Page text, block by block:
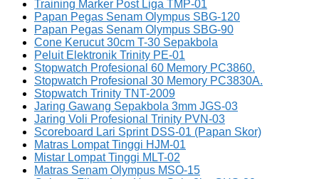
Training Marker Post Liga TMP-01
Papan Pegas Senam Olympus SBG-120
Papan Pegas Senam Olympus SBG-90
Cone Kerucut 30cm T-30 Sepakbola
Peluit Elektronik Trinity PE-01
Stopwatch Profesional 60 Memory PC3860.
Stopwatch Profesional 30 Memory PC3830A.
Stopwatch Trinity TNT-2009
Jaring Gawang Sepakbola 3mm JGS-03
Jaring Voli Profesional Trinity PVN-03
Scoreboard Lari Sprint DSS-01 (Papan Skor)
Matras Lompat Tinggi HJM-01
Mistar Lompat Tinggi MLT-02
Matras Senam Olympus MSO-15